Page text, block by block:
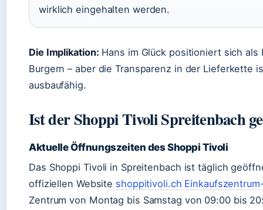
wirklich eingehalten werden.
Die Implikation: Hans im Glück positioniert sich
Burgern – aber die Transparenz in der Lieferkette
ausbaufähig.
Ist der Shoppi Tivoli Spreitenbach
Aktuelle Öffnungszeiten des Shoppi Tivoli
Das Shoppi Tivoli in Spreitenbach ist täglich
offiziellen Website shoppitivoli.ch
Zentrum von Montag bis Samstag von 09:00 bis